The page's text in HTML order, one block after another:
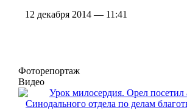
12 декабря 2014 — 11:41
Фоторепортаж
Видео